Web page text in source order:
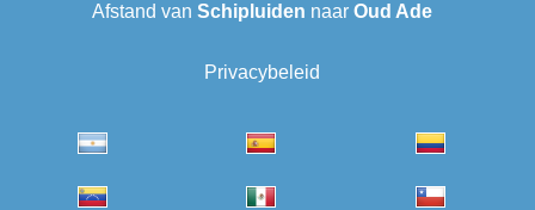
Afstand van Schipluiden naar Oud Ade
Privacybeleid